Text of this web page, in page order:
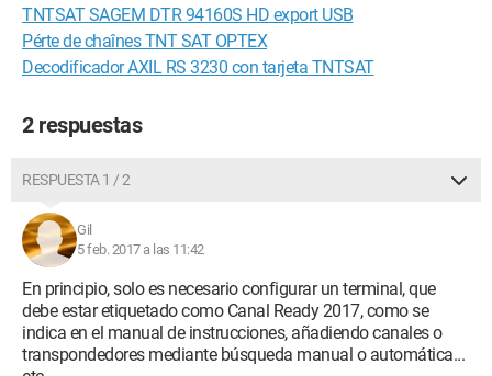
TNTSAT SAGEM DTR 94160S HD export USB
Pérte de chaînes TNT SAT OPTEX
Decodificador AXIL RS 3230 con tarjeta TNTSAT
2 respuestas
RESPUESTA 1 / 2
Gil
5 feb. 2017 a las 11:42
En principio, solo es necesario configurar un terminal, que
debe estar etiquetado como Canal Ready 2017, como se
indica en el manual de instrucciones, añadiendo canales o
transpondedores mediante búsqueda manual o automática...